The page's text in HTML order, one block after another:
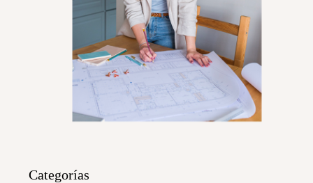
Categorías